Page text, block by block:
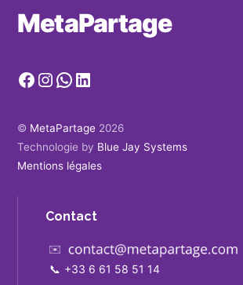
MetaPartage
Facebook
Instagram
WhatsApp
LinkedIn
© MetaPartage 2026
Technologie by Blue Jay Systems
Mentions légales
Contact
✉️
📞 +33 6 61 58 51 14